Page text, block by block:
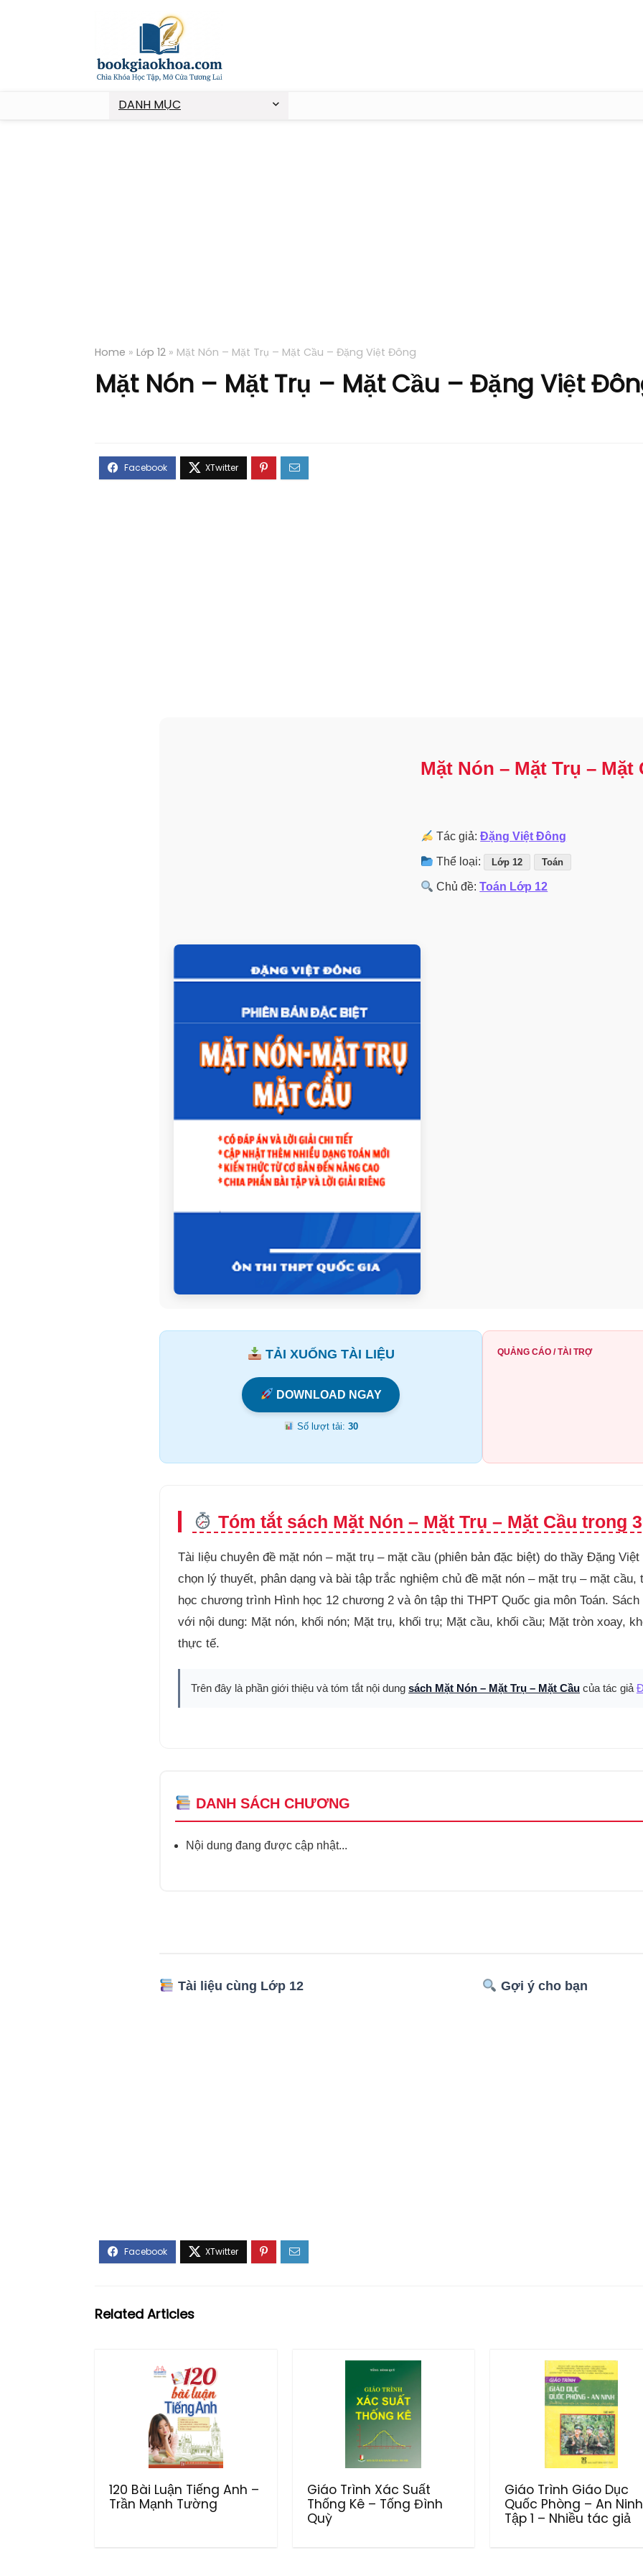
DANH MỤC
Home » Lớp 12 » Mặt Nón – Mặt Trụ – Mặt Cầu – Đặng Việt Đông
Mặt Nón – Mặt Trụ – Mặt Cầu – Đặng Việt
Mặt Nón – Mặt Trụ – Mặt
Tác giả:Đặng Việt Đông
Thể loại: Lớp 12 Toán
Chủ đề:Toán Lớp 12
TẢI XUỐNG TÀI LIỆU
DOWNLOAD NGAY
Số lượt tải: 30
QUẢNG CÁO / TÀI TRỢ
Tóm tắt sách Mặt Nón – Mặt Trụ – Mặt Cầu trong
Tài liệu chuyên đề mặt nón – mặt trụ – mặt cầu (phiên bản đặc biệt) do thầy Đặng
chọn lý thuyết, phân dạng và bài tập trắc nghiệm chủ đề mặt nón – mặt trụ – mặt
học chương trình Hình học 12 chương 2 và ôn tập thi THPT Quốc gia môn Toán.
với nội dung: Mặt nón, khối nón; Mặt trụ, khối trụ; Mặt cầu, khối cầu; Mặt tròn xoay,
thực tế.
Trên đây là phần giới thiệu và tóm tắt nội dung sách Mặt Nón – Mặt Trụ – Mặt Cầu của tác giả
DANH SÁCH CHƯƠNG
Nội dung đang được cập nhật...
Tài liệu cùng Lớp 12 Gợi ý cho bạn
Related Articles
120 Bài Luận Tiếng Anh –
Trần Mạnh Tường
Giáo Trình Xác Suất
Thống Kê – Tống Đình
Quỳ
Giáo Trình Giáo Dục
Quốc Phòng – An
Tập 1 – Nhiều tác giả